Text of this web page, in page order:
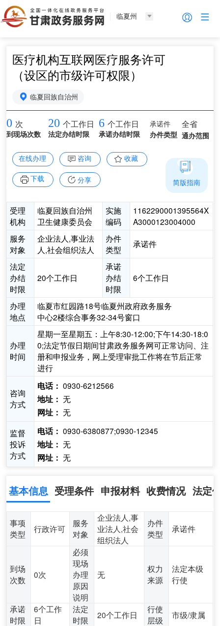
临夏州
医疗机构互联网医疗服务许可
（设区的市级许可权限）
临夏回族自治州
0 次
到现场次数
20 个工作日
法定办结时限
6 个工作日
承诺办结时限
承诺件
办件类型
全省
通办范围
在线办理 咨询 收藏
下载 分享
受理
机构
临夏回族自治州
卫生健康委员会
实施
编码
1162290001395564X
A3000123004000
服务
对象
企业法人,事业法
人,社会组织法人
办件
类型
承诺件
法定
办结
时限
20个工作日
承诺
办结
时限
6个工作日
办理
地点
临夏市红园路18号临夏州政府政务服务
中心2楼综合事务32-34号窗口
办理
时间
星期一至星期五：上午8:30-12:00;下午14:30-18:0
0;法定节假日期间甘肃政务服务网可正常访问、注
册和申报业务，网上受理审批工作将在节后正常
进行
咨询
方式
电话： 0930-6212566
地址： 无
网址： 无
监督
投诉
方式
电话： 0930-6380877;0930-12345
地址： 无
网址： 无
简版指南
基本信息 受理条件 申报材料 收费情况 法定
事项
类型
行政许可
服务
对象
企业法人,事
业法人,社会
组织法人
办件
类型
承诺件
到场
次数
0次
必须
现场
办理
原因
说明
无
权力
来源
法定本级
行使
承诺
时限
6个工作
日
法定
时限
20个工作日
行使
层级
市级/隶属